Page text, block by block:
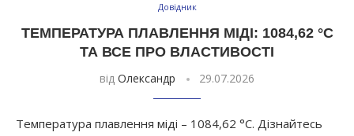
Довідник
ТЕМПЕРАТУРА ПЛАВЛЕННЯ МІДІ: 1084,62 °C
ТА ВСЕ ПРО ВЛАСТИВОСТІ
від Олександр 29.07.2026
Температура плавлення міді – 1084,62 °C. Дізнайтесь